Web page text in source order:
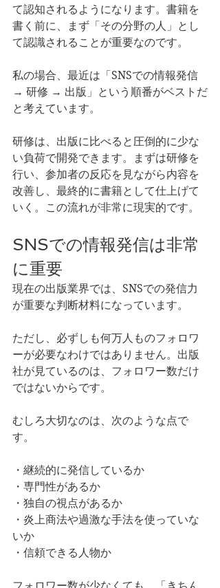
て認知されるようになります。書籍を
書く前に、まず「その分野の人」とし
て認識されることが重要なのです。
私の場合、最近は「SNSでの情報発信
→ 研修 → 出版」という順番がベストだ
と考えています。
研修は、出版に比べると圧倒的に少な
い負荷で開発できます。まずは研修を
行い、参加者の反応を見ながら内容を
改善し、最終的に書籍として仕上げて
いく。この流れが非常に現実的です。
SNSでの情報発信は非常
に重要
現在の出版業界では、SNSでの発信力
が重要な判断材料になっています。
ただし、必ずしも何万人ものフォロワ
ーが必要なわけではありません。出版
社が見ているのは、フォロワー数だけ
ではないからです。
むしろ大切なのは、次のような点で
す。
・継続的に発信しているか
・専門性があるか
・独自の視点があるか
・炎上商法や過激な手法を使っていな
いか
・信頼できる人物か